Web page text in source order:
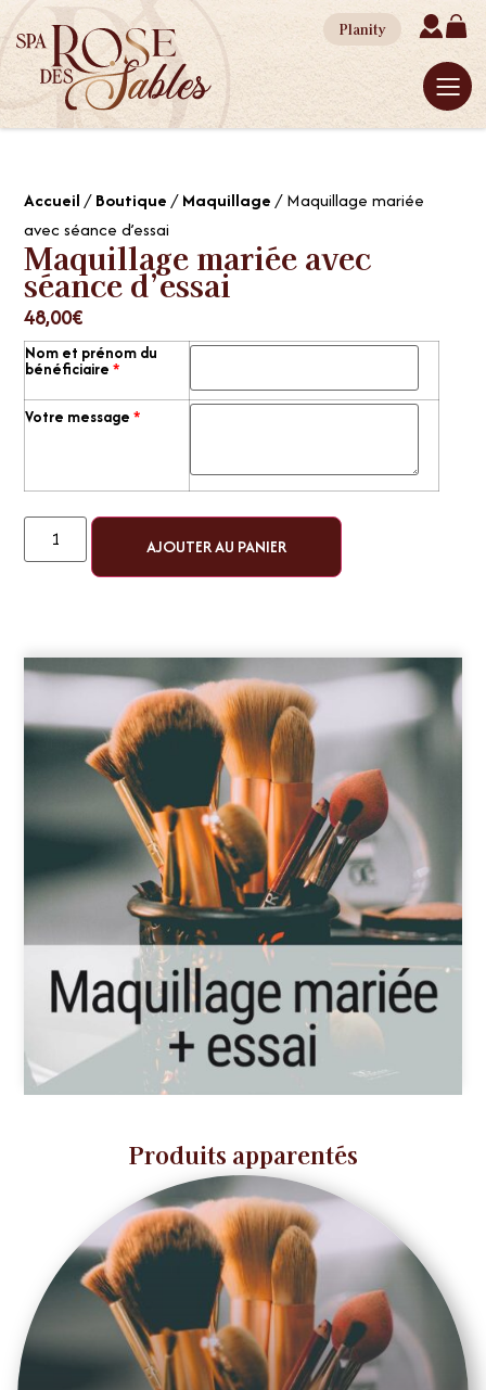
Planity
Accueil/Boutique/Maquillage/ Maquillage mariée
avec séance d’essai
Maquillage mariée avec
séance d’essai
48,00€
Nom et prénom du
bénéficiaire *
Votre message *
AJOUTER AU PANIER
Produits apparentés